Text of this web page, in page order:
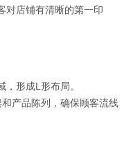
对店铺有清晰的第一印
形成L形布局。
产品陈列，确保顾客流线